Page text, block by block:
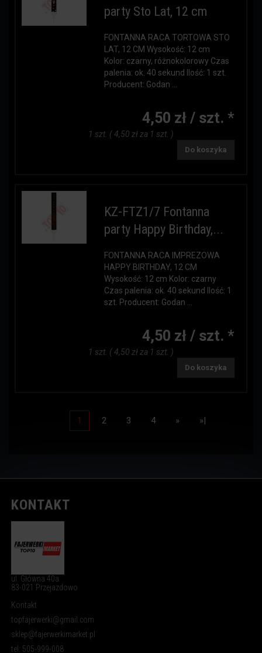
party Sto Lat, 12 cm
FONTANNA RACA TORTOWA STO
LAT, 12 CM Wysokość: 12 cm
Kolor: czarny, różnokolorowy Czas
palenia: ok. 40 sekund Ilość: 1 szt.
Producent: Godan ...
4,50 zł / szt. *
1 szt. ( 4,50 zł za 1 szt. )
Do koszyka
KZ-FTZ1/7 Fontanna
party Happy Birthday,...
FONTANNA RACA IMPREZOWA
HAPPY BIRTHDAY, 12 CM
Wysokość: 12 cm Kolor: czarny
Czas palenia: ok. 40 sekund Ilość: 1
szt. Producent: Godan ...
4,50 zł / szt. *
1 szt. ( 4,50 zł za 1 szt. )
Do koszyka
1 2 3 4 » »|
KONTAKT
ul. Główna 40a
83-021 Przejazdowo
Kontakt
topfajerwerki@gmail.com
sklep@fajerwerkimarket.pl
tel: 505-999-008